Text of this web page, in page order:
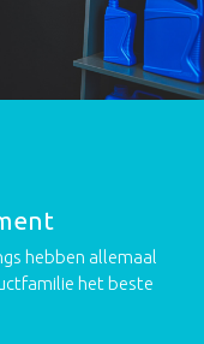
hebben allemaal
het beste